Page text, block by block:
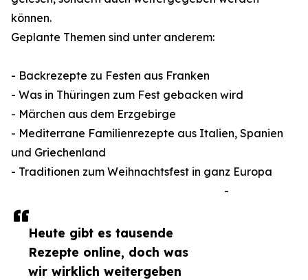
Heute gibt es tausende
Rezepte online, doch was
wir wirklich weitergeben
können.
Geplante Themen sind unter anderem:
- Backrezepte zu Festen aus Franken
- Was in Thüringen zum Fest gebacken wird
- Märchen aus dem Erzgebirge
- Mediterrane Familienrezepte aus Italien, Spanien
und Griechenland
- Traditionen zum Weihnachtsfest in ganz Europa
-